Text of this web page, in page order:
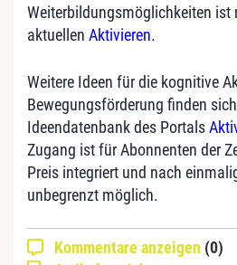
Weiterbildungsmöglichkeiten ist
aktuellen Aktivieren.
Weitere Ideen für die kognitive
Bewegungsförderung finden
Ideendatenbank des Portals
Zugang ist für Abonnenten der
Preis integriert und nach
unbegrenzt möglich.
Kommentare anzeigen (0)